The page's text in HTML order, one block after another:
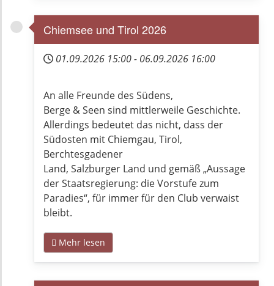
Chiemsee und Tirol 2026
01.09.2026 15:00- 06.09.2026 16:00
An alle Freunde des Südens,
Berge & Seen sind mittlerweile Geschichte.
Allerdings bedeutet das nicht, dass der
Südosten mit Chiemgau, Tirol,
Berchtesgadener
Land, Salzburger Land und gemäß „Aussage
der Staatsregierung: die Vorstufe zum
Paradies“, für immer für den Club verwaist
bleibt.
Mehr lesen